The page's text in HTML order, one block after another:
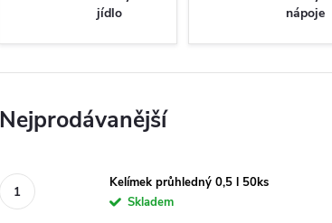
jídlo
nápoje
Nejprodávanější
Kelímek průhledný 0,5 l 50ks
Skladem